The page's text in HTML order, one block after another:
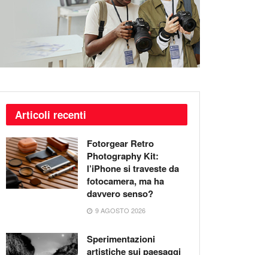
Articoli recenti
Fotorgear Retro
Photography Kit:
l’iPhone si traveste da
fotocamera, ma ha
davvero senso?
9 AGOSTO 2026
Sperimentazioni
artistiche sui paesaggi